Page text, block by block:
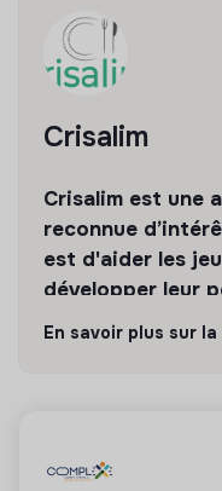
l’alimentation saine
alimentaire, de la
sont un plus, sans
dynamique,
Crisalim
Crisalim est une
reconnue
est d'aider les
développer leur
l'alimentation.
💡 Structure de
En savoir plus sur